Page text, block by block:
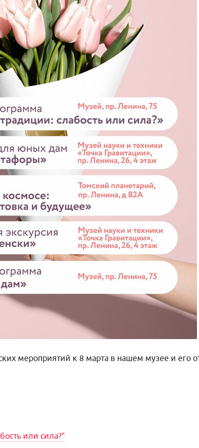
мероприятий к 8 марта в нашем музее и его
или сила?"